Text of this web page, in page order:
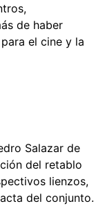
de haber
el cine y la
Salazar de
del retablo
lienzos,
del conjunto.